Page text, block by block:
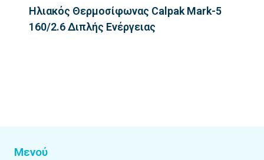
Ηλιακός Θερμοσίφωνας Calpak Mark-5
160/2.6 Διπλής Ενέργειας
Μενού